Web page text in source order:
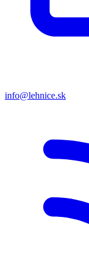
info@lehnice.sk